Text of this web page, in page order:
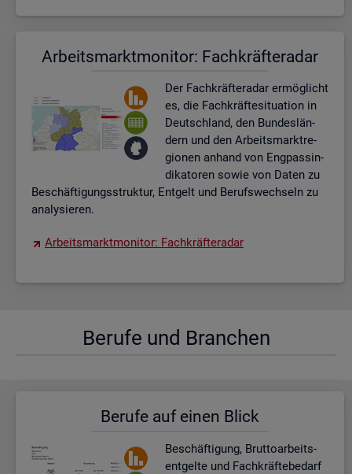
Ar­beits­markt­mo­ni­tor: Fach­kräf­te­ra­dar
Der Fach­kräf­te­ra­dar er­mög­licht
es, die Fach­kräf­te­si­tua­ti­on in
Deutsch­land, den Bun­des­län­
dern und den Ar­beits­markt­re­
gio­nen an­hand von Eng­pas­sin­
di­ka­to­ren sowie von Daten zu
Be­schäf­ti­gungs­struk­tur, Ent­gelt und Be­rufs­wech­seln zu
ana­ly­sie­ren.
Ar­beits­markt­mo­ni­tor: Fach­kräf­te­ra­dar
Be­ru­fe und Bran­chen
Be­ru­fe auf einen Blick
Be­schäf­ti­gung, Brut­to­ar­beits­
ent­gel­te und Fach­kräf­te­be­darf